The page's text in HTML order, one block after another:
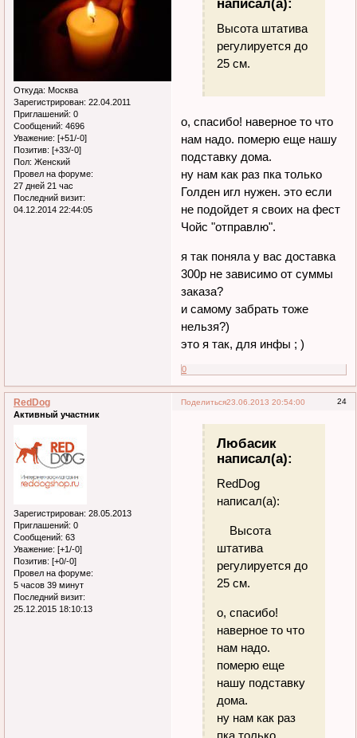
Откуда: Москва
Зарегистрирован: 22.04.2011
Приглашений: 0
Сообщений: 4696
Уважение: [+51/-0]
Позитив: [+33/-0]
Пол: Женский
Провел на форуме:
27 дней 21 час
Последний визит:
04.12.2014 22:44:05
написал(а):
Высота штатива
регулируется до
25 см.
о, спасибо! наверное то что
нам надо. померю еще нашу
подставку дома.
ну нам как раз пка только
Голден игл нужен. это если
не подойдет я своих на фест
Чойс "отправлю".
я так поняла у вас доставка
300р не зависимо от суммы
заказа?
и самому забрать тоже
нельзя?)
это я так, для инфы ; )
0
Поделиться 24
23.06.2013 20:54:00
RedDog
Активный участник
Зарегистрирован: 28.05.2013
Приглашений: 0
Сообщений: 63
Уважение: [+1/-0]
Позитив: [+0/-0]
Провел на форуме:
5 часов 39 минут
Последний визит:
25.12.2015 18:10:13
Любасик
написал(а):
RedDog
написал(а):
Высота
штатива
регулируется до
25 см.
о, спасибо!
наверное то что
нам надо.
померю еще
нашу подставку
дома.
ну нам как раз